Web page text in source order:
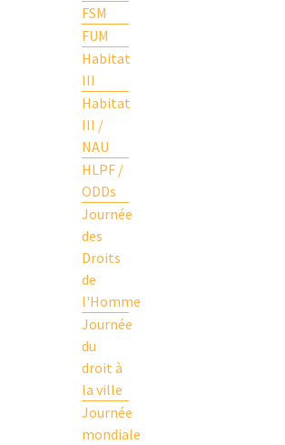
FSM
FUM
Habitat
III
Habitat
III /
NAU
HLPF /
ODDs
Journée
des
Droits
de
l'Homme
Journée
du
droit à
la ville
Journée
mondiale